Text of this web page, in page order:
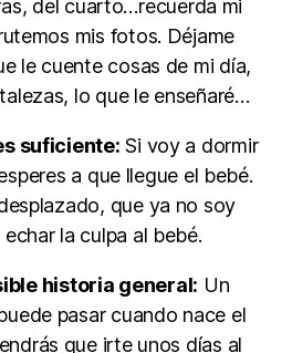
del cuarto…recuerda mi
mis fotos. Déjame
le cuente cosas de mi día,
lo que le enseñaré…
suficiente: Si voy a dormir
a que llegue el bebé.
que ya no soy
la culpa al bebé.
historia general: Un
pasar cuando nace el
que irte unos días al